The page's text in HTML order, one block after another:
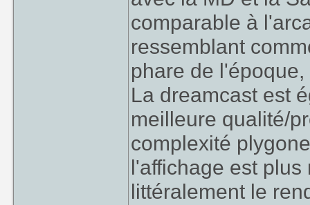
comparable à
ressemblant
phare de
La dreamcast est
meilleure qualité/
complexité
l'affichage est
littéralement le